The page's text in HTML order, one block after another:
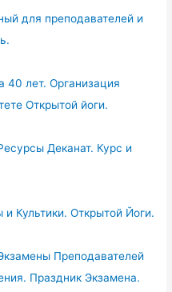
для преподавателей и
40 лет. Организация
Открытой йоги.
Деканат. Курс и
Культики. Открытой Йоги.
Преподавателей
Праздник Экзамена.